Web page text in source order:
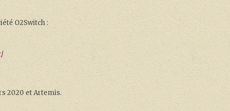
O2Switch :
2020 et Artemis.